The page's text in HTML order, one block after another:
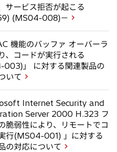
サービス拒否が起こる
(MS04-008)－
機能のバッファ オーバーラ
、コードが実行される
」 に対する関連製品の
いて
Internet Security and
Server 2000 H.323 フ
脆弱性により、リモートでコ
行(MS04-001) 」に対する
の対応について